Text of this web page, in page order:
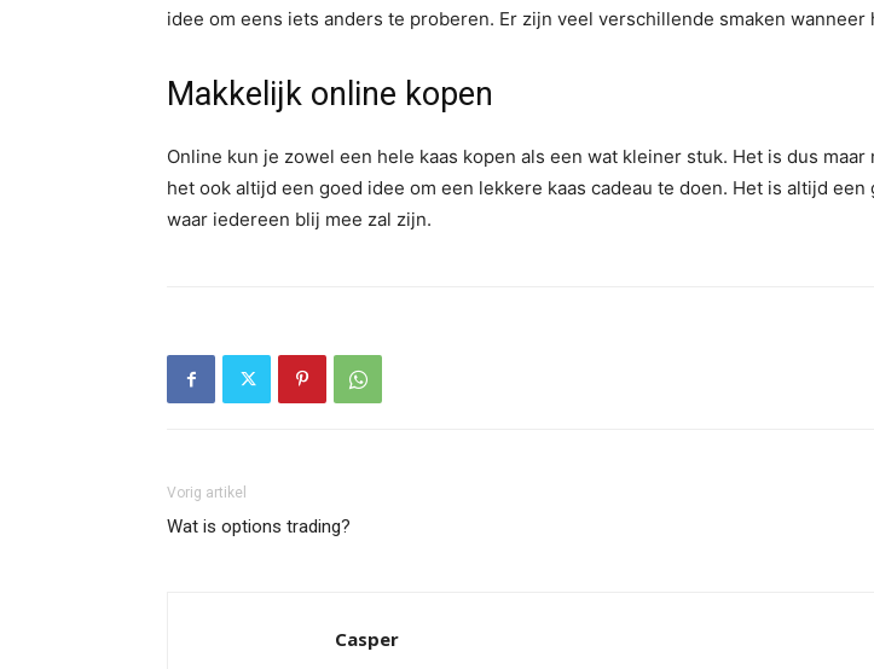
idee om eens iets anders te proberen. Er zijn veel verschillende smaken
Makkelijk online kopen
Online kun je zowel een hele kaas kopen als een wat kleiner stuk. Het is dus
het ook altijd een goed idee om een lekkere kaas cadeau te doen. Het is altijd
waar iedereen blij mee zal zijn.
Vorig artikel
Wat is options trading?
Casper